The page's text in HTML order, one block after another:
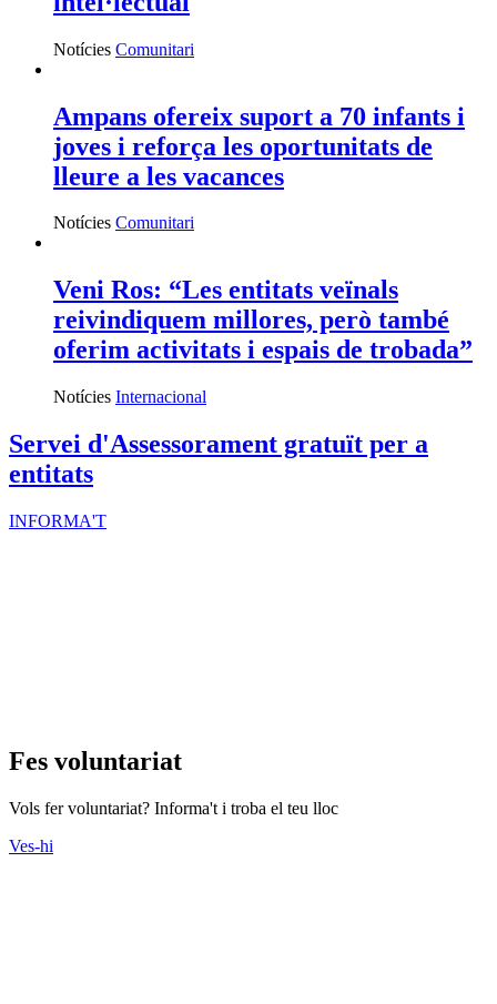
Notícies Comunitari
Ampans ofereix suport a 70 infants i
joves i reforça les oportunitats de
lleure a les vacances
Notícies Comunitari
Veni Ros: “Les entitats veïnals
reivindiquem millores, però també
oferim activitats i espais de trobada”
Notícies Internacional
Servei d'Assessorament gratuït per a
entitats
INFORMA'T
Fes voluntariat
Vols fer voluntariat? Informa't i troba el teu lloc
Ves-hi